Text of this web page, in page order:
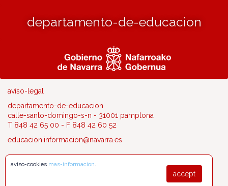
departamento-de-educacion
aviso-legal
departamento-de-educacion
calle-santo-domingo-s-n - 31001 pamplona
T 848 42 65 00 - F 848 42 60 52
educacion.informacion@navarra.es
accept
aviso-cookies mas-informacion.